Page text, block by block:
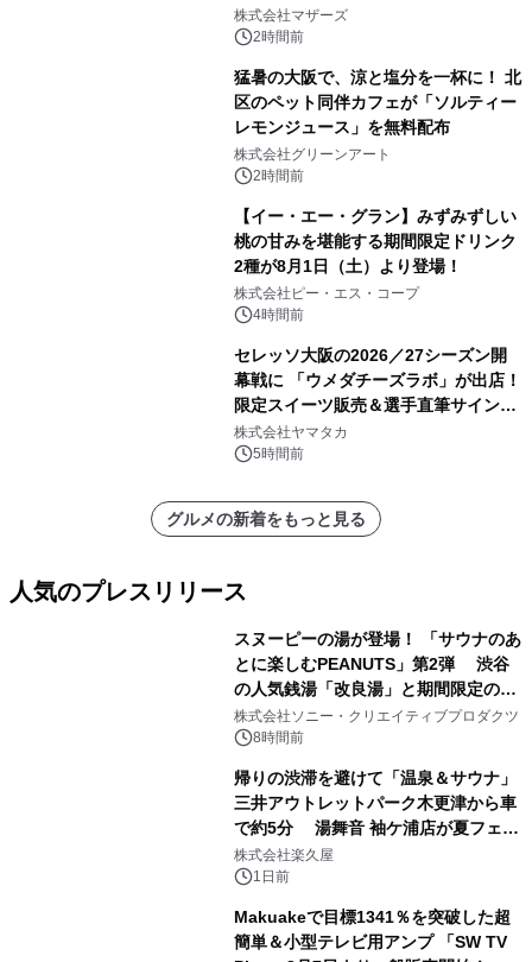
月5日(土)開催
株式会社マザーズ
2時間前
猛暑の大阪で、涼と塩分を一杯に！ 北
区のペット同伴カフェが「ソルティー
レモンジュース」を無料配布
株式会社グリーンアート
2時間前
【イー・エー・グラン】みずみずしい
桃の甘みを堪能する期間限定ドリンク
2種が8月1日（土）より登場！
株式会社ピー・エス・コープ
4時間前
セレッソ大阪の2026／27シーズン開
幕戦に 「ウメダチーズラボ」が出店！
限定スイーツ販売＆選手直筆サイング
ッズが当たる抽選会を 8月8日に開催
株式会社ヤマタカ
5時間前
グルメの新着をもっと見る
人気のプレスリリース
スヌーピーの湯が登場！ 「サウナのあ
とに楽しむPEANUTS」第2弾 渋谷
の人気銭湯「改良湯」と期間限定のコ
ラボレーション サウナイキタイコラ
ボグッズも発売決定！
株式会社ソニー・クリエイティブプロダクツ
8時間前
帰りの渋滞を避けて「温泉＆サウナ」
三井アウトレットパーク木更津から車
で約5分 湯舞音 袖ケ浦店が夏フェア
メニューを提供
株式会社楽久屋
1日前
Makuakeで目標1341％を突破した超
簡単＆小型テレビ用アンプ 「SW TV